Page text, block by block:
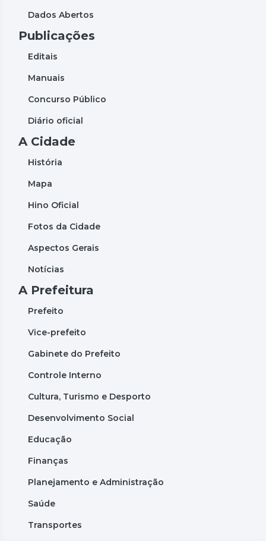
Dados Abertos
Publicações
Editais
Manuais
Concurso Público
Diário oficial
A Cidade
História
Mapa
Hino Oficial
Fotos da Cidade
Aspectos Gerais
Notícias
A Prefeitura
Prefeito
Vice-prefeito
Gabinete do Prefeito
Controle Interno
Cultura, Turismo e Desporto
Desenvolvimento Social
Educação
Finanças
Planejamento e Administração
Saúde
Transportes